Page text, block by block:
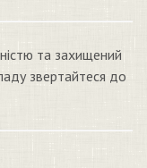
та захищений
звертайтеся до